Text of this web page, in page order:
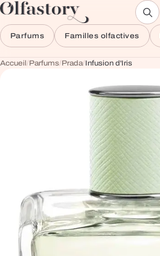
Aller au contenu
Parfums Familles olfactives
Accueil/Parfums/Prada/Infusion d'Iris